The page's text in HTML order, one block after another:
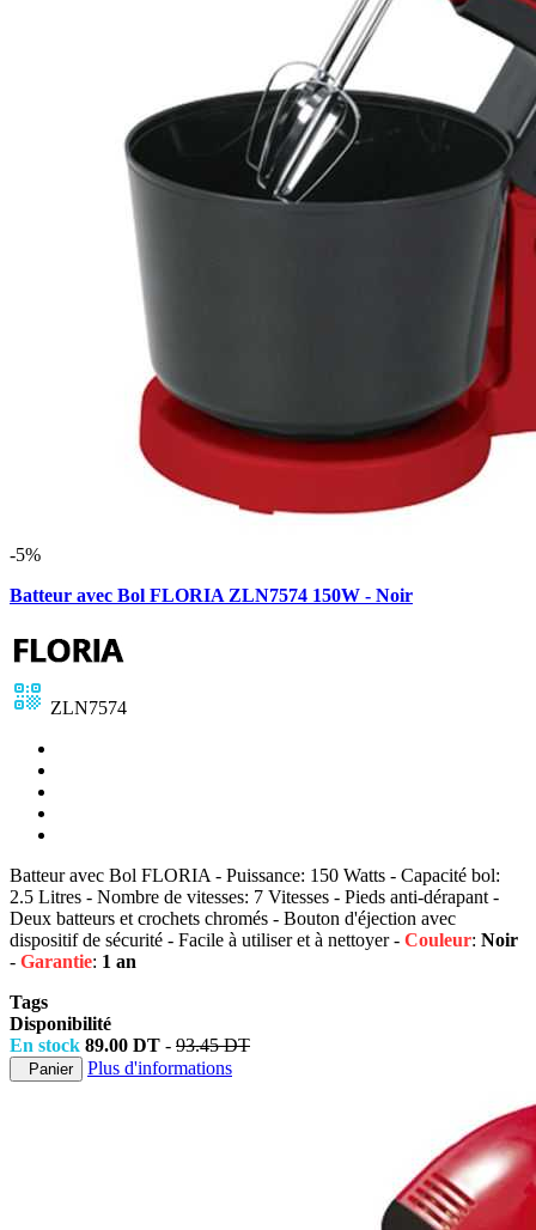
-5%
Batteur avec Bol FLORIA ZLN7574 150W - Noir
ZLN7574
Batteur avec Bol FLORIA - Puissance: 150 Watts - Capacité bol:
2.5 Litres - Nombre de vitesses: 7 Vitesses - Pieds anti-dérapant -
Deux batteurs et crochets chromés - Bouton d'éjection avec
dispositif de sécurité - Facile à utiliser et à nettoyer - Couleur: Noir
- Garantie: 1 an
Tags
Disponibilité
En stock 89.00 DT - 93.45 DT
Panier Plus d'informations